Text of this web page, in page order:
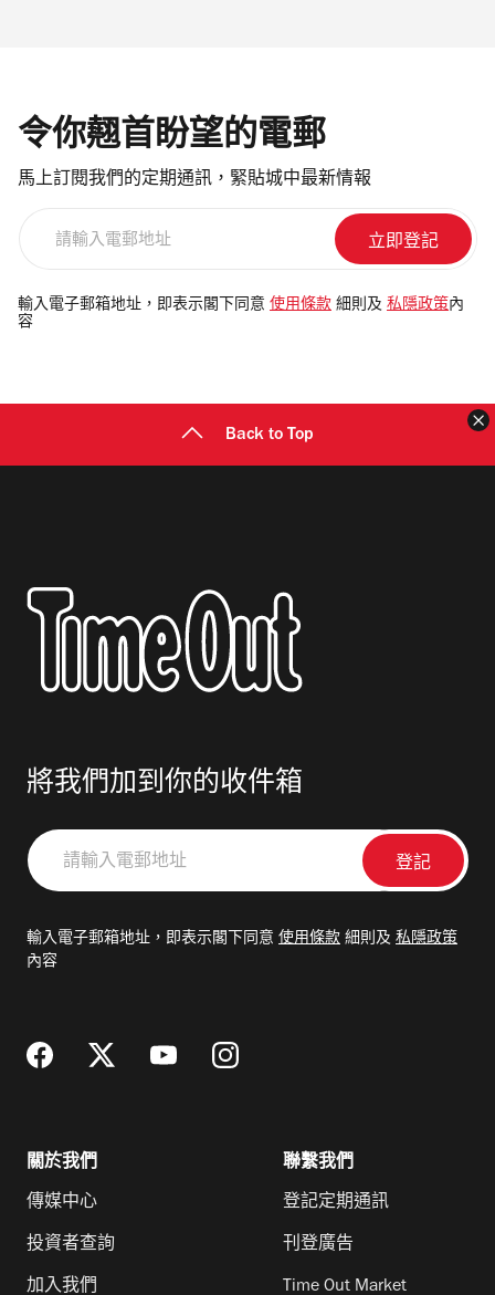
令你翹首盼望的電郵
馬上訂閱我們的定期通訊，緊貼城中最新情報
電
郵
輸入電子郵箱地址，即表示閣下同意 使用條款 細則及 私隱政策 內
容
Back to Top
將我們加到你的收件箱
請
輸
郵
輸入電子郵箱地址，即表示閣下同意 使用條款 細則及 私隱政策
內容
關於我們
傳媒中心
投資者查詢
加入我們
聯繫我們
登記定期通訊
刊登廣告
Time Out Market